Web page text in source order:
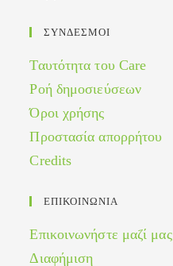
ΣΥΝΔΕΣΜΟΙ
Ταυτότητα του Care
Ροή δημοσιεύσεων
Όροι χρήσης
Προστασία απορρήτου
Credits
ΕΠΙΚΟΙΝΩΝΙΑ
Επικοινωνήστε μαζί μας
Διαφήμιση